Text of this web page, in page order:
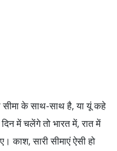
के साथ-साथ है, या यूं कहे
में चलेंगे तो भारत में, रात में
काश, सारी सीमाएं ऐसी हो